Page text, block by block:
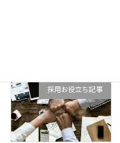
採用お役立ち記事